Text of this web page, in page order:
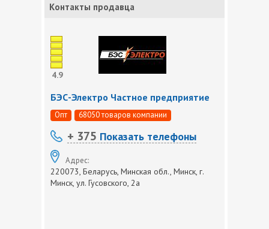
Контакты продавца
4.9
БЭС-Электро Частное предприятие
Опт 68050 товаров компании
+ 375 Показать телефоны
Адрес:
220073, Беларусь, Минская обл., Минск, г.
Минск, ул. Гусовского, 2а